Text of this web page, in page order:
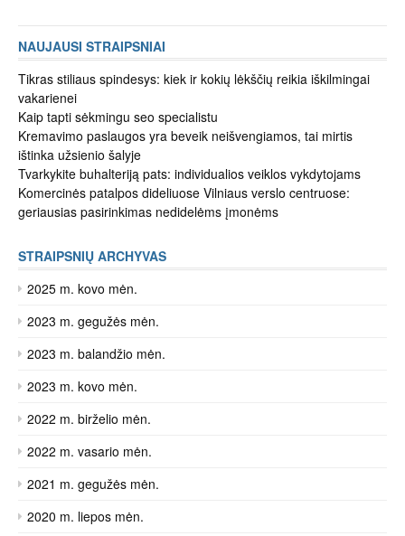
NAUJAUSI STRAIPSNIAI
Tikras stiliaus spindesys: kiek ir kokių lėkščių reikia iškilmingai
vakarienei
Kaip tapti sėkmingu seo specialistu
Kremavimo paslaugos yra beveik neišvengiamos, tai mirtis
ištinka užsienio šalyje
Tvarkykite buhalteriją pats: individualios veiklos vykdytojams
Komercinės patalpos dideliuose Vilniaus verslo centruose:
geriausias pasirinkimas nedidelėms įmonėms
STRAIPSNIŲ ARCHYVAS
2025 m. kovo mėn.
2023 m. gegužės mėn.
2023 m. balandžio mėn.
2023 m. kovo mėn.
2022 m. birželio mėn.
2022 m. vasario mėn.
2021 m. gegužės mėn.
2020 m. liepos mėn.